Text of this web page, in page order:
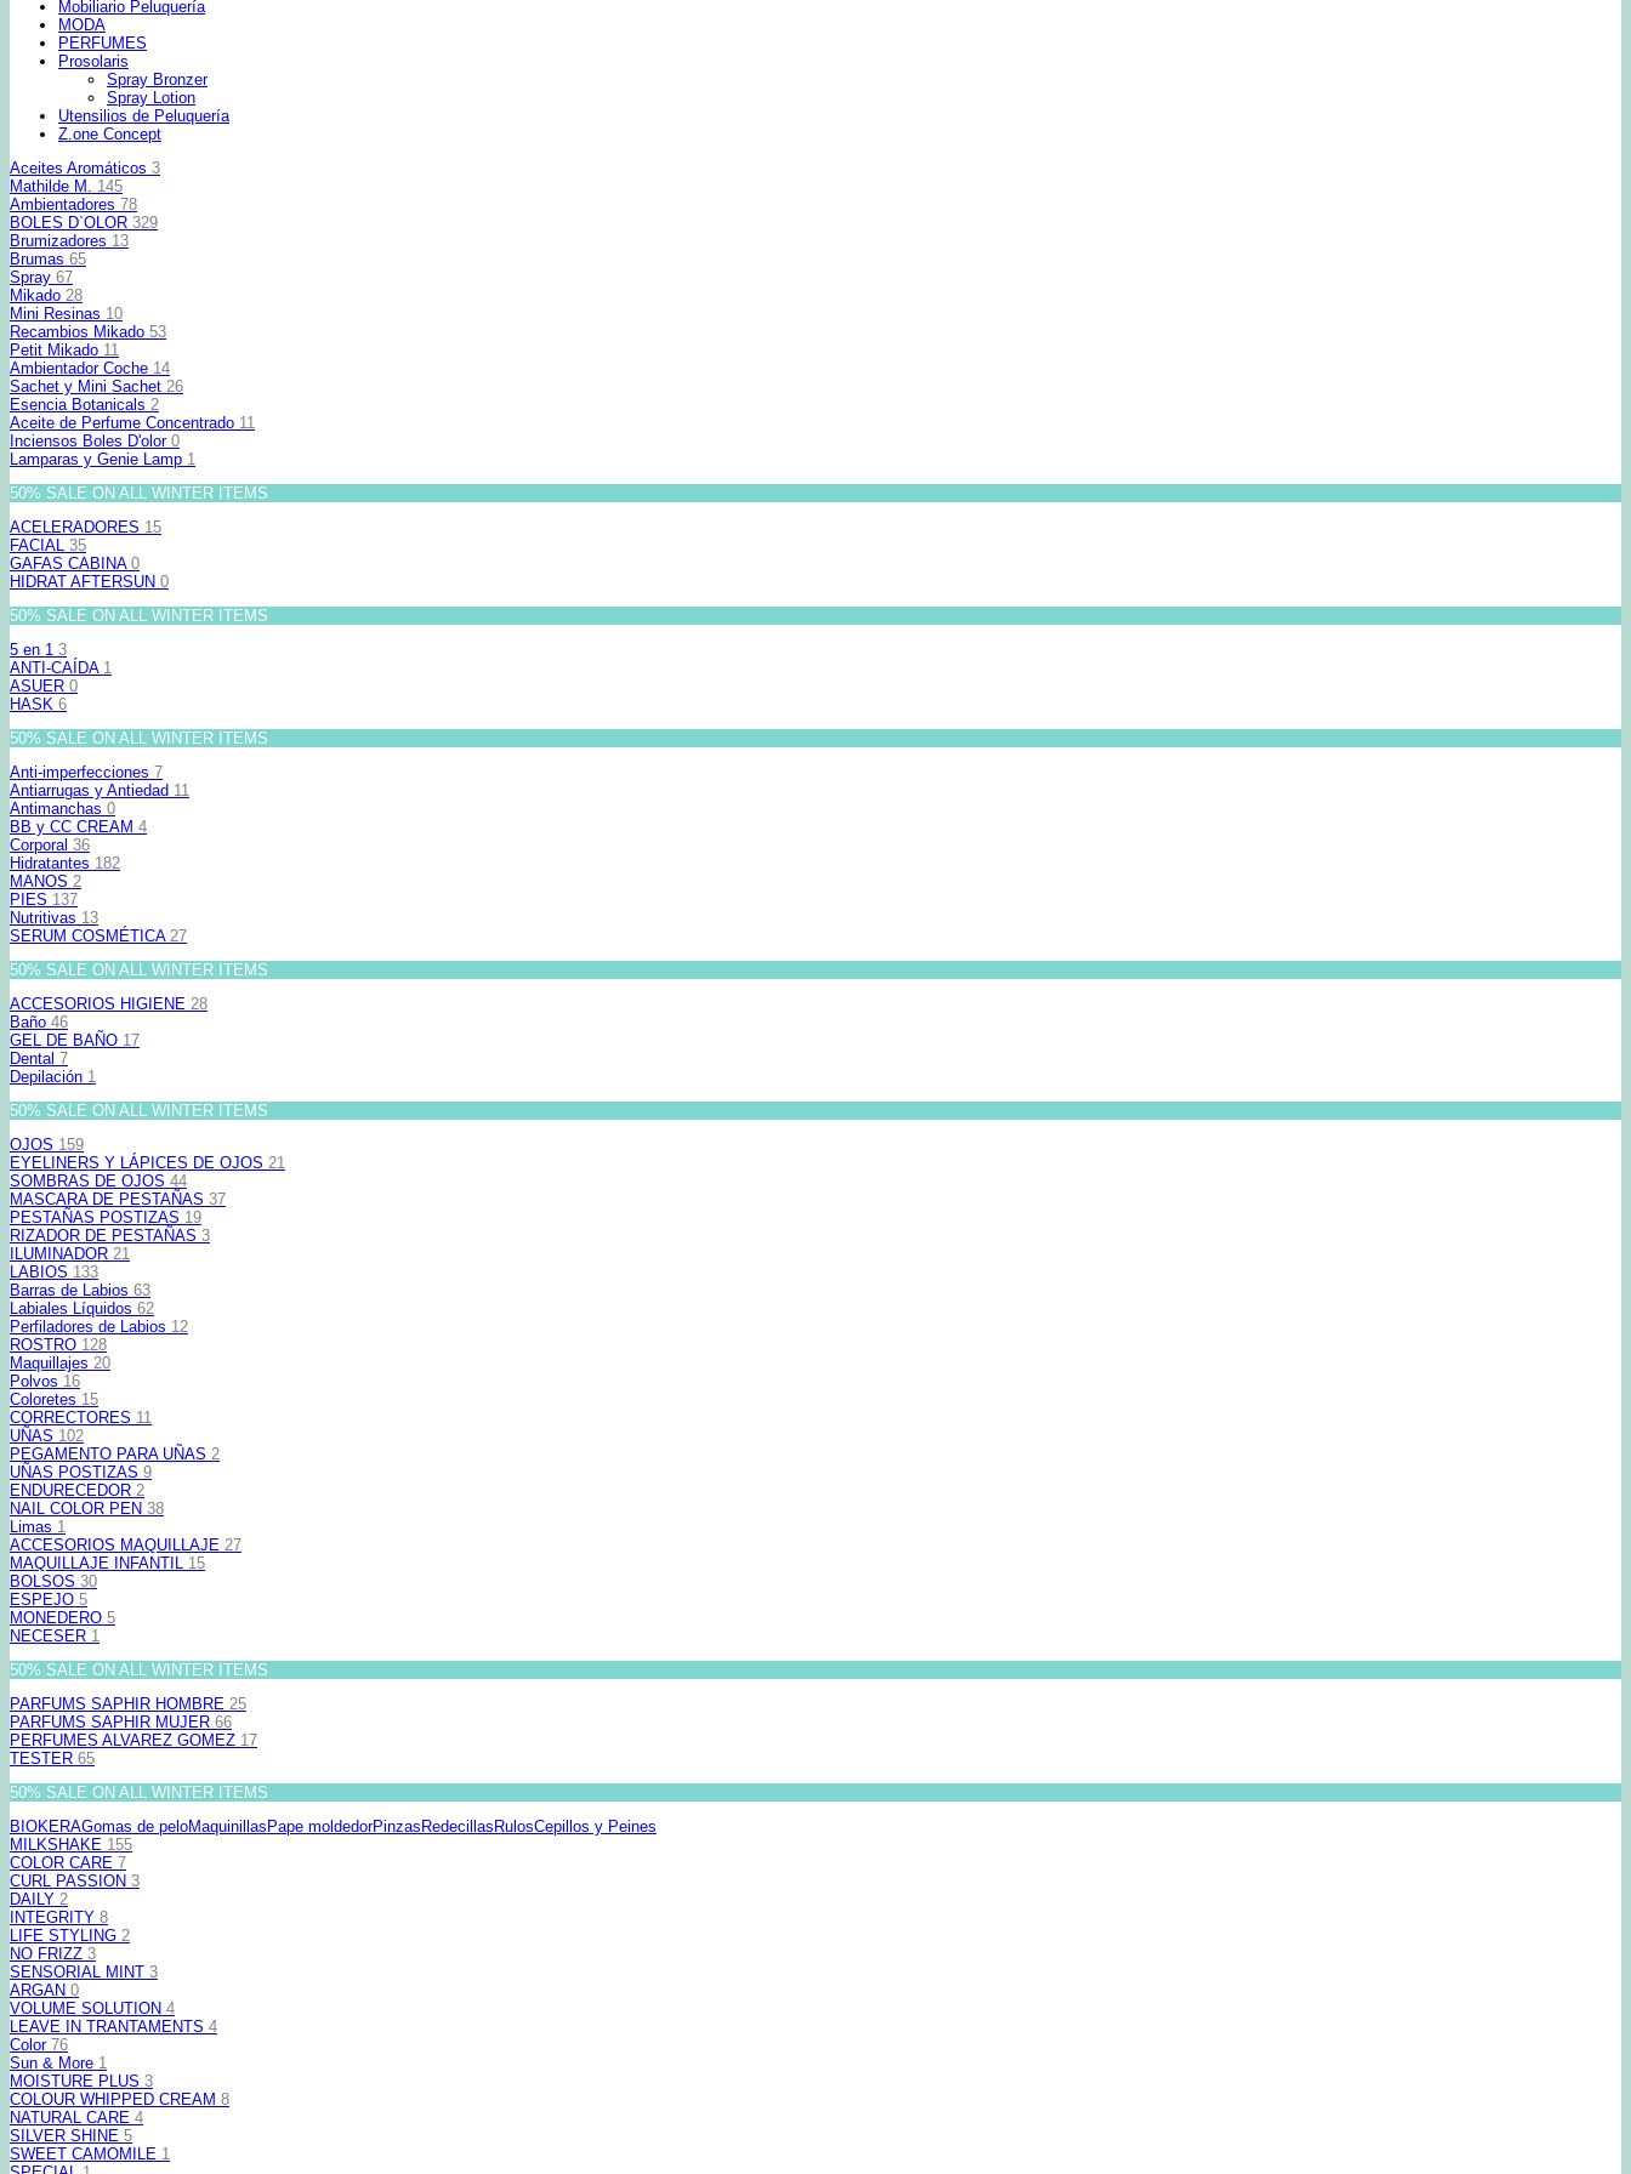
Mobiliario Peluquería
MODA
PERFUMES
Prosolaris
Spray Bronzer
Spray Lotion
Utensilios de Peluquería
Z.one Concept
Aceites Aromáticos 3
Mathilde M. 145
Ambientadores 78
BOLES D`OLOR 329
Brumizadores 13
Brumas 65
Spray 67
Mikado 28
Mini Resinas 10
Recambios Mikado 53
Petit Mikado 11
Ambientador Coche 14
Sachet y Mini Sachet 26
Esencia Botanicals 2
Aceite de Perfume Concentrado 11
Inciensos Boles D'olor 0
Lamparas y Genie Lamp 1
50% SALE ON ALL WINTER ITEMS
ACELERADORES 15
FACIAL 35
GAFAS CABINA 0
HIDRAT AFTERSUN 0
50% SALE ON ALL WINTER ITEMS
5 en 1 3
ANTI-CAÍDA 1
ASUER 0
HASK 6
50% SALE ON ALL WINTER ITEMS
Anti-imperfecciones 7
Antiarrugas y Antiedad 11
Antimanchas 0
BB y CC CREAM 4
Corporal 36
Hidratantes 182
MANOS 2
PIES 137
Nutritivas 13
SERUM COSMÉTICA 27
50% SALE ON ALL WINTER ITEMS
ACCESORIOS HIGIENE 28
Baño 46
GEL DE BAÑO 17
Dental 7
Depilación 1
50% SALE ON ALL WINTER ITEMS
OJOS 159
EYELINERS Y LÁPICES DE OJOS 21
SOMBRAS DE OJOS 44
MASCARA DE PESTAÑAS 37
PESTAÑAS POSTIZAS 19
RIZADOR DE PESTAÑAS 3
ILUMINADOR 21
LABIOS 133
Barras de Labios 63
Labiales Líquidos 62
Perfiladores de Labios 12
ROSTRO 128
Maquillajes 20
Polvos 16
Coloretes 15
CORRECTORES 11
UÑAS 102
PEGAMENTO PARA UÑAS 2
UÑAS POSTIZAS 9
ENDURECEDOR 2
NAIL COLOR PEN 38
Limas 1
ACCESORIOS MAQUILLAJE 27
MAQUILLAJE INFANTIL 15
BOLSOS 30
ESPEJO 5
MONEDERO 5
NECESER 1
50% SALE ON ALL WINTER ITEMS
PARFUMS SAPHIR HOMBRE 25
PARFUMS SAPHIR MUJER 66
PERFUMES ALVAREZ GOMEZ 17
TESTER 65
50% SALE ON ALL WINTER ITEMS
BIOKERAGomas de peloMaquinillas Pape moldedorPinzas Redecillas RulosCepillos y Peines
MILKSHAKE 155
COLOR CARE 7
CURL PASSION 3
DAILY 2
INTEGRITY 8
LIFE STYLING 2
NO FRIZZ 3
SENSORIAL MINT 3
ARGAN 0
VOLUME SOLUTION 4
LEAVE IN TRANTAMENTS 4
Color 76
Sun & More 1
MOISTURE PLUS 3
COLOUR WHIPPED CREAM 8
NATURAL CARE 4
SILVER SHINE 5
SWEET CAMOMILE 1